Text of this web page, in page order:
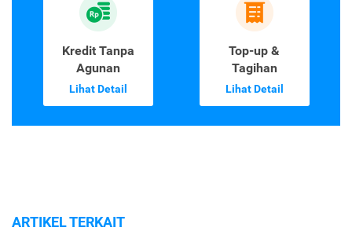
Kredit Tanpa
Agunan
Lihat Detail
Top-up &
Tagihan
Lihat Detail
ARTIKEL TERKAIT